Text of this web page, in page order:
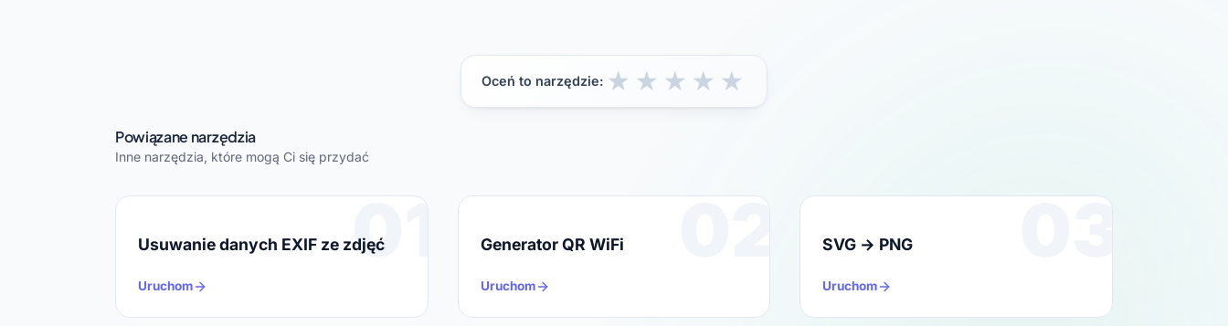
Oceń to narzędzie: ★
★
★
★
★
Powiązane narzędzia
Inne narzędzia, które mogą Ci się przydać
01
Usuwanie danych EXIF ze zdjęć
Uruchom
02
Generator QR WiFi
Uruchom
03
SVG → PNG
Uruchom